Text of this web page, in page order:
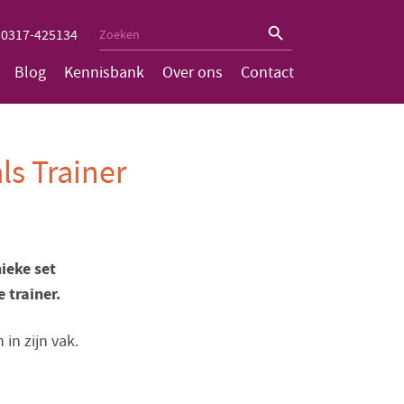
0317-425134 Zoek
naar:
Blog Kennisbank Over ons Contact
Trainer
set
trainer.
in zijn vak.